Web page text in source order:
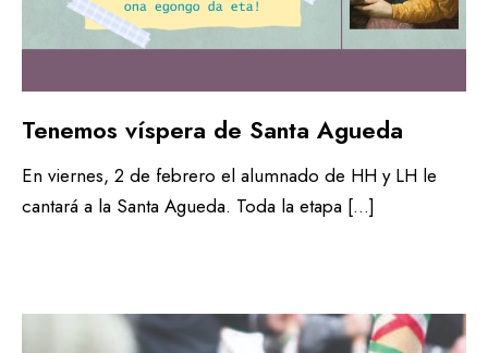
Tenemos víspera de Santa Agueda
En viernes, 2 de febrero el alumnado de HH y LH le
cantará a la Santa Agueda. Toda la etapa […]